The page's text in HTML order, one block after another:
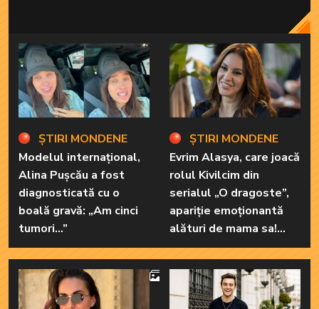
ȘTIRI MONDENE
Modelul internațional,
Alina Pușcău a fost
diagnosticată cu o
boală gravă: „Am cinci
tumori...”
ȘTIRI MONDENE
Evrim Alasya, care joacă
rolul Kivilcim din
serialul „O dragoste”,
apariție emoționantă
alături de mama sa!
Iată cum arată cea mai
importantă persoană
din viața renumitei
actrițe